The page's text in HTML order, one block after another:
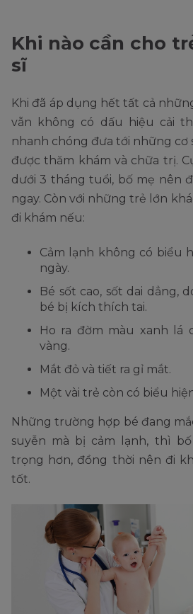
Khi nào cần cho
sĩ
Khi đã áp dụng hết tất cả
vẫn không có dấu hiệu cải
nhanh chóng đưa tới những cơ
được thăm khám và chữa trị.
dưới 3 tháng tuổi, bố mẹ nên
ngay. Còn với những trẻ lớn
đi khám nếu:
Cảm lạnh không có biểu
ngày.
Bé sốt cao, sốt dai dẳng,
bé bị kích thích tai.
Ho ra đờm màu xanh lá
vàng.
Mắt đỏ và tiết ra gỉ mắt.
Một vài trẻ còn có biểu
Những trường hợp bé đang
suyễn mà bị cảm lạnh, thì
trọng hơn, đồng thời nên đi
tốt.